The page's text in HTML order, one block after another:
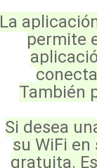
La
permite
También
Si desea
su WiFi
gratuita.